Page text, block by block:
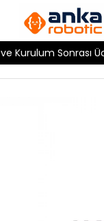
2000 ₺ Üzeri Ücretsiz